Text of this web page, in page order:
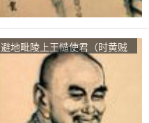
避地毗陵上王慥使君（时黄贼
陷东阳公避地于浙右）_【唐
朝】_【贯休】